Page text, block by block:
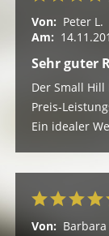
Von: Peter L.
Am:
Sehr guter
Der Small
Preis-
Ein idealer
Von: Barbara